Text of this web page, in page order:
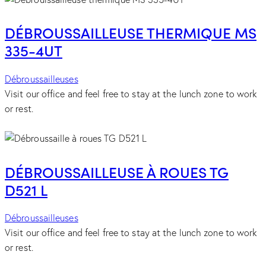
DÉBROUSSAILLEUSE THERMIQUE MS
335-4UT
Débroussailleuses
Visit our office and feel free to stay at the lunch zone to work
or rest.
DÉBROUSSAILLEUSE À ROUES TG
D521 L
Débroussailleuses
Visit our office and feel free to stay at the lunch zone to work
or rest.